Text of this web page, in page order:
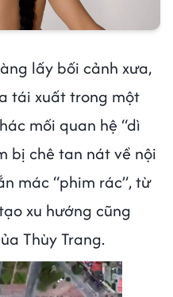
lấy bối cảnh xưa,
tái xuất trong một
mối quan hệ “dì
bị chê tan nát về nội
mác “phim rác”, từ
xu hướng cũng
Thùy Trang.